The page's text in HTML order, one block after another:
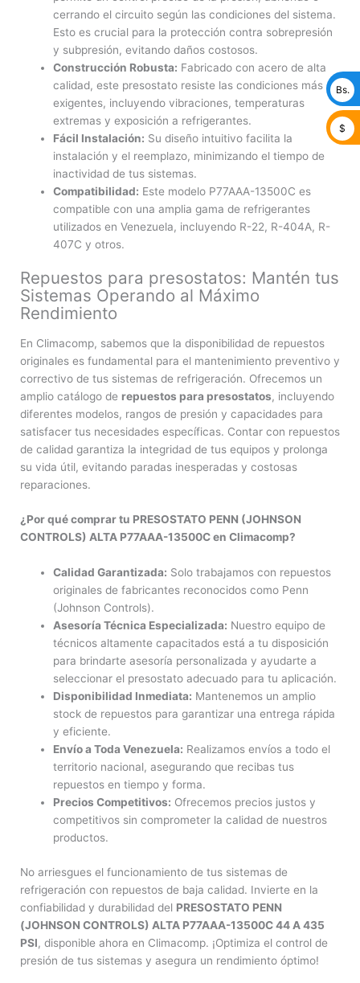
cerrando el circuito según las condiciones del sistema.
Esto es crucial para la protección contra sobrepresión
y subpresión, evitando daños costosos.
Construcción Robusta: Fabricado con acero de alta
calidad, este presostato resiste las condiciones más
exigentes, incluyendo vibraciones, temperaturas
extremas y exposición a refrigerantes.
Fácil Instalación: Su diseño intuitivo facilita la
instalación y el reemplazo, minimizando el tiempo de
inactividad de tus sistemas.
Compatibilidad: Este modelo P77AAA-13500C es
compatible con una amplia gama de refrigerantes
utilizados en Venezuela, incluyendo R-22, R-404A, R-
407C y otros.
Repuestos para presostatos: Mantén tus
Sistemas Operando al Máximo
Rendimiento
En Climacomp, sabemos que la disponibilidad de repuestos
originales es fundamental para el mantenimiento preventivo y
correctivo de tus sistemas de refrigeración. Ofrecemos un
amplio catálogo de repuestos para presostatos, incluyendo
diferentes modelos, rangos de presión y capacidades para
satisfacer tus necesidades específicas. Contar con repuestos
de calidad garantiza la integridad de tus equipos y prolonga
su vida útil, evitando paradas inesperadas y costosas
reparaciones.
¿Por qué comprar tu PRESOSTATO PENN (JOHNSON
CONTROLS) ALTA P77AAA-13500C en Climacomp?
Calidad Garantizada: Solo trabajamos con repuestos
originales de fabricantes reconocidos como Penn
(Johnson Controls).
Asesoría Técnica Especializada: Nuestro equipo de
técnicos altamente capacitados está a tu disposición
para brindarte asesoría personalizada y ayudarte a
seleccionar el presostato adecuado para tu aplicación.
Disponibilidad Inmediata: Mantenemos un amplio
stock de repuestos para garantizar una entrega rápida
y eficiente.
Envío a Toda Venezuela: Realizamos envíos a todo el
territorio nacional, asegurando que recibas tus
repuestos en tiempo y forma.
Precios Competitivos: Ofrecemos precios justos y
competitivos sin comprometer la calidad de nuestros
productos.
No arriesgues el funcionamiento de tus sistemas de
refrigeración con repuestos de baja calidad. Invierte en la
confiabilidad y durabilidad del PRESOSTATO PENN
(JOHNSON CONTROLS) ALTA P77AAA-13500C 44 A 435
PSI, disponible ahora en Climacomp. ¡Optimiza el control de
presión de tus sistemas y asegura un rendimiento óptimo!
Bs.
$